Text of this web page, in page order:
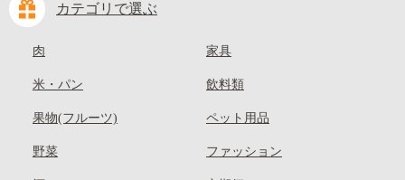
カテゴリで選ぶ
肉
米・パン
果物(フルーツ)
野菜
家具
飲料類
ペット用品
ファッション